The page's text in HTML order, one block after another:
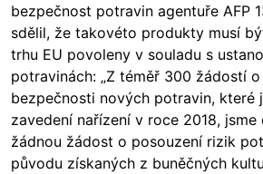
bezpečnost potravin agentuře AFP
sdělil, že takovéto produkty musí
trhu EU povoleny v souladu s
potravinách: „Z téměř 300 žádostí
bezpečnosti nových potravin, které
zavedení nařízení v roce 2018,
žádnou žádost o posouzení rizik
původu získaných z buněčných